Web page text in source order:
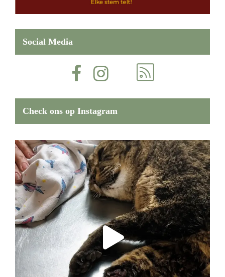
Social Media
Check ons op Instagram